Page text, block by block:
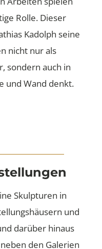
Rolle. Dieser
Kadolph seine
nicht nur als
sondern auch in
und Wand denkt.
Skulpturen in
und
darüber hinaus
den Galerien